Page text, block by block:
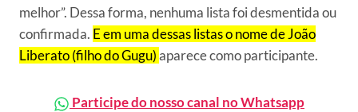
melhor”. Dessa forma, nenhuma lista foi desmentida ou
confirmada. E em uma dessas listas o nome de João
Liberato (filho do Gugu)aparece como participante.
Participe do nosso canal no Whatsapp